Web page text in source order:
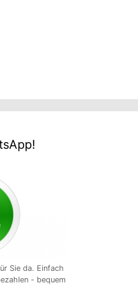
Sie da. Einfach
- bequem